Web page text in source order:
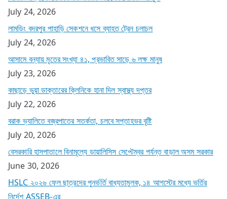
July 24, 2026
লামডিং বদরপুর পাহাড়ি সেকশনে ধসে ব্যাহত ট্রেন চলাচল
July 24, 2026
আসামে বন্যায় মৃতের সংখ্যা ৪১, প্রভাবিত সাড়ে ৬ লক্ষ মানুষ
July 23, 2026
কাছাড়ে ভুয়া ডাক্তারের ক্লিনিকে হানা দিল স্বাস্থ্য দপ্তর
July 22, 2026
বরাক ভ্যালিতে বজ্রপাতের সতর্কতা, চলবে সপ্তাহভর বৃষ্টি
July 20, 2026
বেসরকারি হাসপাতালে বিনামূল্যে ডায়ালিসিস সেপ্টেম্বর পর্যন্ত বাড়াল অসম সরকার
June 30, 2026
HSLC ২০২৬ ফেল ছাত্রদের পুনর্ভর্তি বাধ্যতামূলক, ১৪ আগস্টের মধ্যে ভর্তির
নির্দেশ ASSEB-এর